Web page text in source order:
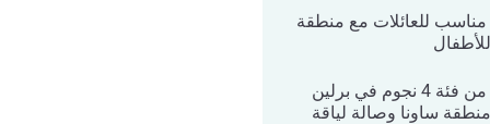
للعائلات مع منطقة
فندق من فئة 4 نجوم في برلين
ساونا وصالة لياقة